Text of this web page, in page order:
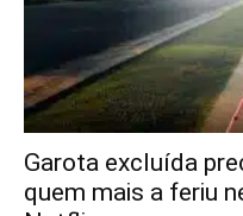
Garota excluída
quem mais a feriu